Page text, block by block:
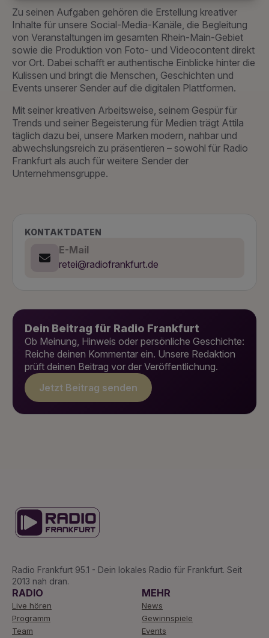
Zu seinen Aufgaben gehören die Erstellung kreativer
Inhalte für unsere Social-Media-Kanäle, die Begleitung
von Veranstaltungen im gesamten Rhein-Main-Gebiet
sowie die Produktion von Foto- und Videocontent direkt
vor Ort. Dabei schafft er authentische Einblicke hinter die
Kulissen und bringt die Menschen, Geschichten und
Events unserer Sender auf die digitalen Plattformen.
Mit seiner kreativen Arbeitsweise, seinem Gespür für
Trends und seiner Begeisterung für Medien trägt Attila
täglich dazu bei, unsere Marken modern, nahbar und
abwechslungsreich zu präsentieren – sowohl für Radio
Frankfurt als auch für weitere Sender der
Unternehmensgruppe.
KONTAKTDATEN
E-Mail
retei@radiofrankfurt.de
Dein Beitrag für Radio Frankfurt
Ob Meinung, Hinweis oder persönliche Geschichte:
Reiche deinen Kommentar ein. Unsere Redaktion
prüft deinen Beitrag vor der Veröffentlichung.
Jetzt Beitrag senden
Radio Frankfurt 95.1 - Dein lokales Radio für Frankfurt. Seit
2013 nah dran.
RADIO
Live hören
Programm
Team
MEHR
News
Gewinnspiele
Events